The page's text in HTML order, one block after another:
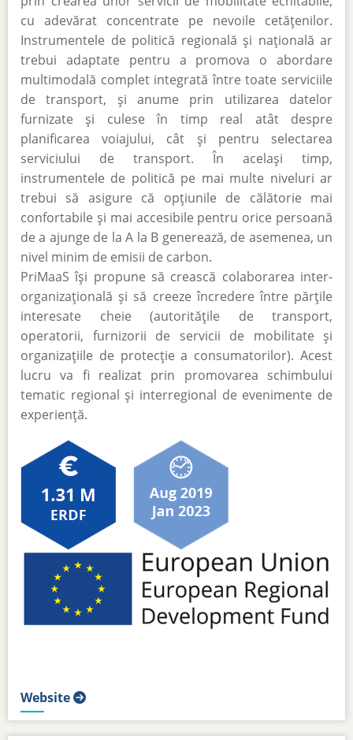
cu adevărat concentrate pe nevoile cetățenilor.
Instrumentele de politică regională și națională ar
trebui adaptate pentru a promova o abordare
multimodală complet integrată între toate serviciile
de transport, și anume prin utilizarea datelor
furnizate și culese în timp real atât despre
planificarea voiajului, cât și pentru selectarea
serviciului de transport. În același timp,
instrumentele de politică pe mai multe niveluri ar
trebui să asigure că opțiunile de călătorie mai
confortabile și mai accesibile pentru orice persoană
de a ajunge de la A la B generează, de asemenea, un
nivel minim de emisii de carbon.
PriMaaS își propune să crească colaborarea inter-
organizațională și să creeze încredere între părțile
interesate cheie (autoritățile de transport,
operatorii, furnizorii de servicii de mobilitate și
organizațiile de protecție a consumatorilor). Acest
lucru va fi realizat prin promovarea schimbului
tematic regional și interregional de evenimente de
experiență.
Website